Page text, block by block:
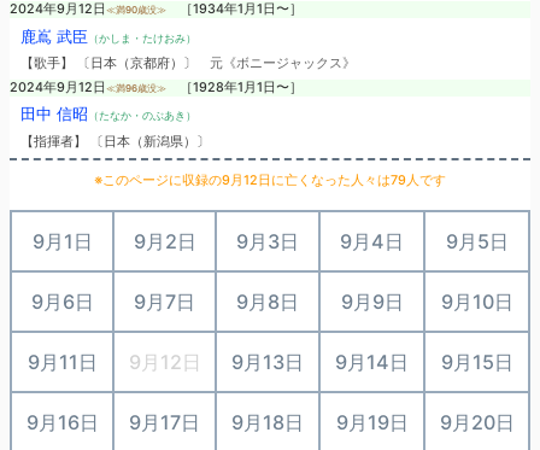
2024年9月12日 ≪満90歳没≫ ［1934年1月1日〜］
鹿嶌 武臣 （かしま・たけおみ）
【歌手】 〔日本（京都府）〕 元《ボニージャックス》
2024年9月12日 ≪満96歳没≫ ［1928年1月1日〜］
田中 信昭 （たなか・のぶあき）
【指揮者】 〔日本（新潟県）〕
※このページに収録の9月12日に亡くなった人々は79人です
9月1日 9月2日 9月3日 9月4日 9月5日
9月6日 9月7日 9月8日 9月9日 9月10日
9月11日 9月12日 9月13日 9月14日 9月15日
9月16日 9月17日 9月18日 9月19日 9月20日